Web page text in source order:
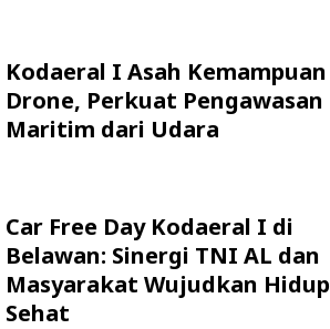
Kodaeral I Asah Kemampuan
Drone, Perkuat Pengawasan
Maritim dari Udara
Car Free Day Kodaeral I di
Belawan: Sinergi TNI AL dan
Masyarakat Wujudkan Hidup
Sehat